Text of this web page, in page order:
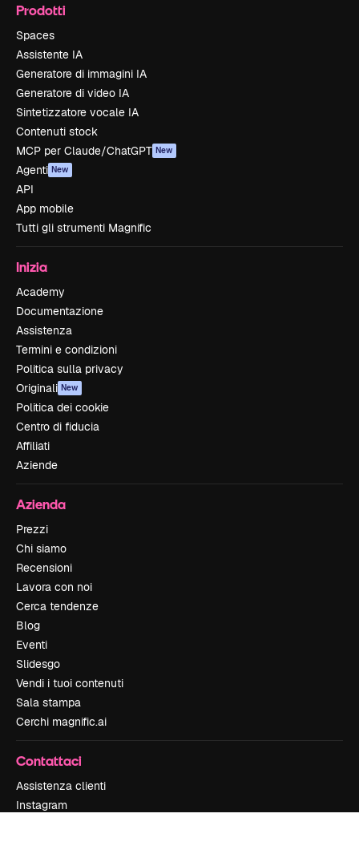
Prodotti
Spaces
Assistente IA
Generatore di immagini IA
Generatore di video IA
Sintetizzatore vocale IA
Contenuti stock
MCP per Claude/ChatGPT New
Agenti New
API
App mobile
Tutti gli strumenti Magnific
Inizia
Academy
Documentazione
Assistenza
Termini e condizioni
Politica sulla privacy
Originali New
Politica dei cookie
Centro di fiducia
Affiliati
Aziende
Azienda
Prezzi
Chi siamo
Recensioni
Lavora con noi
Cerca tendenze
Blog
Eventi
Slidesgo
Vendi i tuoi contenuti
Sala stampa
Cerchi magnific.ai
Contattaci
Assistenza clienti
Instagram